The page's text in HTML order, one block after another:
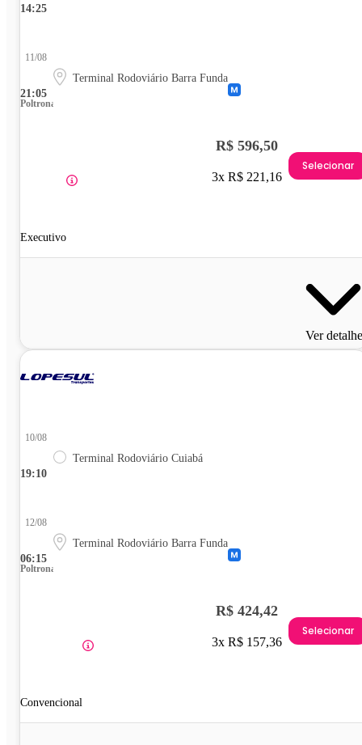
14:25
21:05
11/08
Terminal Rodoviário Barra Funda
Poltrona
Executivo
R$ 596,50
3x R$ 221,16
Selecionar
Ver
19:10
10/08
Terminal Rodoviário Cuiabá
06:15
12/08
Terminal Rodoviário Barra Funda
Poltrona
Convencional
R$ 424,42
3x R$ 157,36
Selecionar